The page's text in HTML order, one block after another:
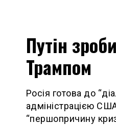
Путін
Трампом
Росія готова до
адміністрацією
“першопричину